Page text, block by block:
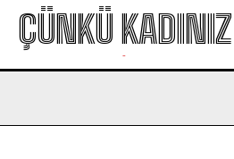
ÇÜNKÜ KADINIZ
-